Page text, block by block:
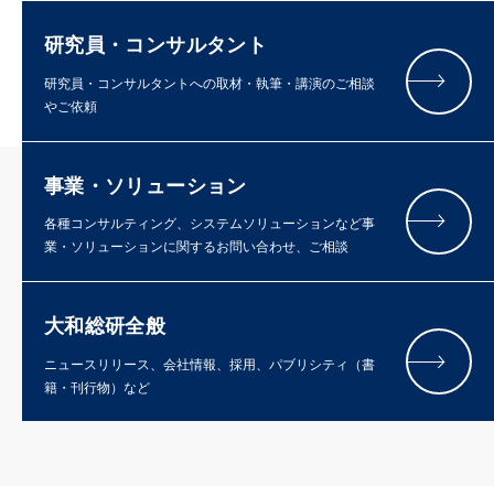
研究員・コンサルタント
研究員・コンサルタントへの取材・執筆・講演のご相談
やご依頼
事業・ソリューション
各種コンサルティング、システムソリューションなど事
業・ソリューションに関するお問い合わせ、ご相談
大和総研全般
ニュースリリース、会社情報、採用、パブリシティ（書
籍・刊行物）など